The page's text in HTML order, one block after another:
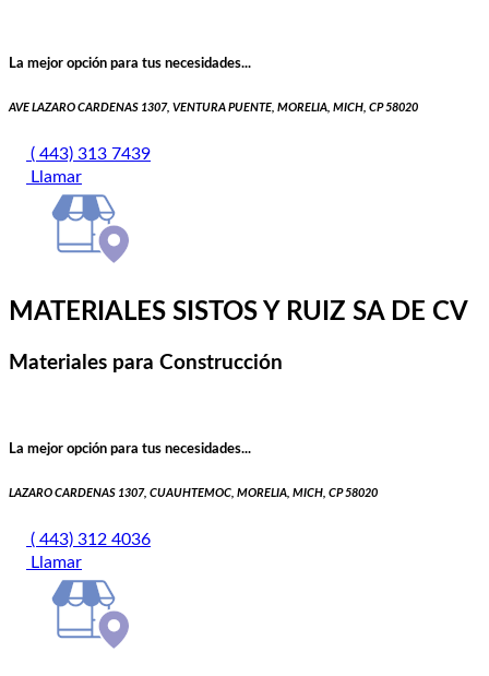
La mejor opción para tus necesidades...
AVE LAZARO CARDENAS 1307, VENTURA PUENTE, MORELIA, MICH, CP 58020
( 443) 313 7439
Llamar
MATERIALES SISTOS Y RUIZ SA DE CV
Materiales para Construcción
La mejor opción para tus necesidades...
LAZARO CARDENAS 1307, CUAUHTEMOC, MORELIA, MICH, CP 58020
( 443) 312 4036
Llamar